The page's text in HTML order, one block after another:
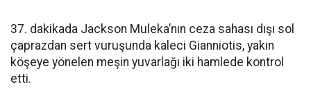
37. dakikada Jackson Muleka’nın ceza sahası dışı sol
çaprazdan sert vuruşunda kaleci Gianniotis, yakın
köşeye yönelen meşin yuvarlağı iki hamlede kontrol
etti.